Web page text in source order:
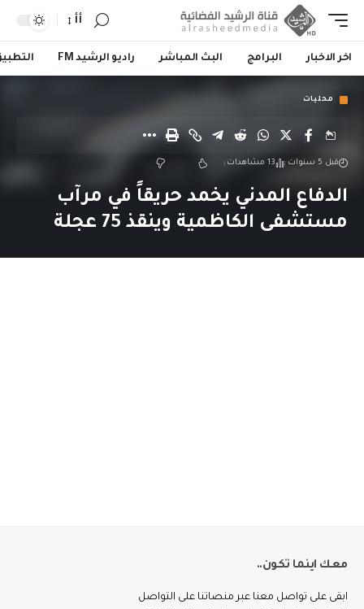
أأ
اخر الاخبار البرامج البث المباشر راديو الرشيد FM
محليات
قبل 5 سنوات 13 مشاهدات
الدفاع المدني يخمد حريقاً في مرآب
مستشفى الكاظمية وينقذ 75 عجلة
معك اينما تكون..
ابقى على تواصل معنا عبر منصاتنا على التواصل